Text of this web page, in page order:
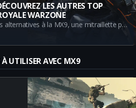
LES AUTRES TOP
WARZONE
Découvrez les meilleures alternatives à la MX9, une mitraillette puissante dans le Battle Royale Warzone. Enrichissez votre arsenal avec des armes alternatives telles que le Lachmann Sub, le BAS-P et l'ISO 45 pour dominer le champ de bataille.
À UTILISER AVEC MX9